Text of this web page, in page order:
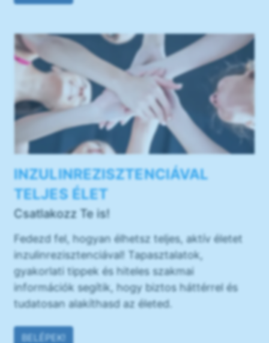
INZULINREZISZTENCIÁVAL
TELJES ÉLET
Csatlakozz Te is!
Fedezd fel, hogyan élhetsz teljes, aktív életet
inzulinrezisztenciával! Tapasztalatok,
gyakorlati tippek és hiteles szakmai
információk segítik, hogy biztos háttérrel és
tudatosan alakíthasd az életed.
BELÉPEK!